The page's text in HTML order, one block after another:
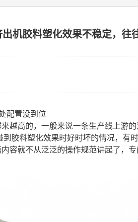
出机胶料塑化效果不稳定，往
配置没到位
越高的，一般来说一条生产线上游
到胶料塑化效果时好时坏的情况，有
容就不从泛泛的操作规范讲起了，